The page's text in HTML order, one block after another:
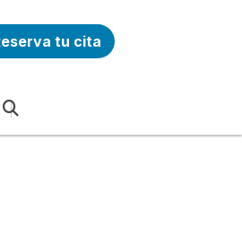
tu cita